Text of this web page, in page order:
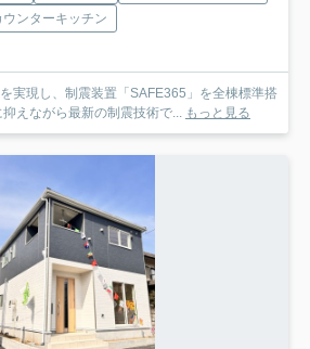
ウンターキッチン
実現し、制震装置「SAFE365」を全棟標準搭
えながら最新の制震技術で... もっと見る